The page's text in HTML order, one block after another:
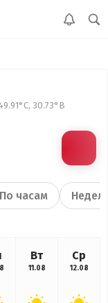
30.73°В
По часам
Вт
11.08
Ср
12.08